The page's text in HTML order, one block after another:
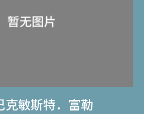
克敏斯特．富勒